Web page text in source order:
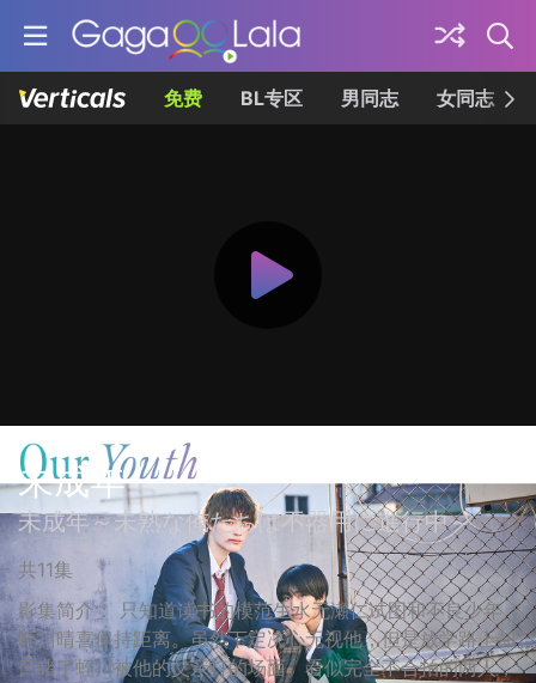
免费 BL专区 男同志 女同志
未成年
未成年～未熟な俺たちは不器用に進行中～
共11集
影集简介： 只知道读书的模范生水无瀬仁试图和不良少年
蛭川晴喜保持距离。虽然下定决心无视他，但是放学路上却
目睹了蛭川被他的父亲打的场面。看似完全不合拍的两人，